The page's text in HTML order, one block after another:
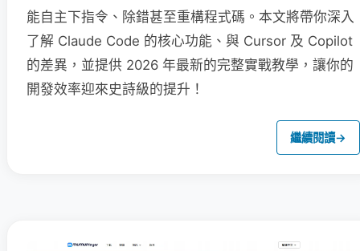
能自主下指令、除錯甚至重構程式碼。本文將帶你深入
了解 Claude Code 的核心功能、與 Cursor 及 Copilot
的差異，並提供 2026 年最新的完整實戰教學，讓你的
開發效率迎來史詩級的提升！
繼續閱讀→